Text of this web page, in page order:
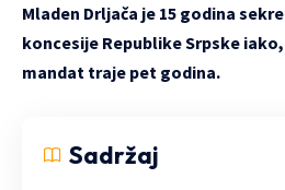
Mladen Drljača je 15 godina
koncesije Republike Srpske
mandat traje pet godina.
Sadržaj